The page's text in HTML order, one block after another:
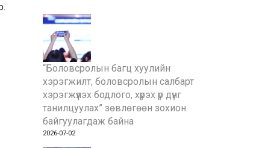
“Боловсролын багц хуулийн
хэрэгжилт, боловсролын салбарт
хэрэгжүүлэх бодлого, хүрэх үр дүнг
танилцуулах” зөвлөгөөн зохион
байгуулагдаж байна
2026-07-02